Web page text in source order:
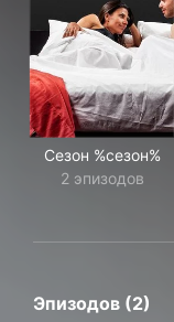
Сезон %сезон%
2 эпизодов
Эпизодов (2)